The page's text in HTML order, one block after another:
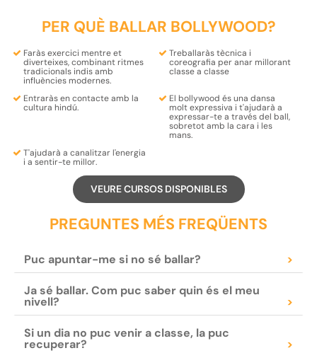
PER QUÈ BALLAR BOLLYWOOD?
Faràs exercici mentre et
diverteixes, combinant ritmes
tradicionals indis amb
influències modernes.
Treballaràstècnica i
coreografia per anar millorant
classe a classe
Entraràs en contacte amb la
cultura hindú.
El bollywood és una dansa
molt expressiva i t'ajudarà a
expressar-te a través del ball,
sobretot amb la cara i les
mans.
T'ajudarà a canalitzar l'energia
i a sentir-te millor.
VEURE CURSOS DISPONIBLES
PREGUNTES MÉS FREQÜENTS
Puc apuntar-me si no sé ballar? >
Ja sé ballar. Com puc saber quin és el meu
nivell? >
Si un dia no puc venir a classe, la puc
recuperar? >